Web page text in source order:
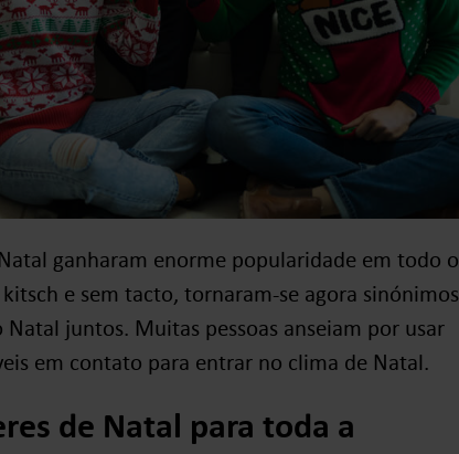
ganharam enorme popularidade em todo o
e sem tacto, tornaram-se agora sinónimos
juntos. Muitas pessoas anseiam por usar
em contato para entrar no clima de Natal.
de Natal para toda a